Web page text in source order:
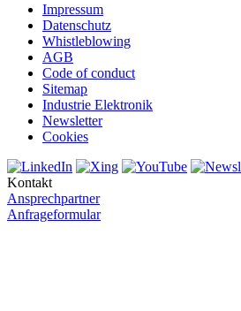
Impressum
Datenschutz
Whistleblowing
AGB
Code of conduct
Sitemap
Industrie Elektronik
Newsletter
Cookies
Kontakt
Ansprechpartner
Anfrageformular